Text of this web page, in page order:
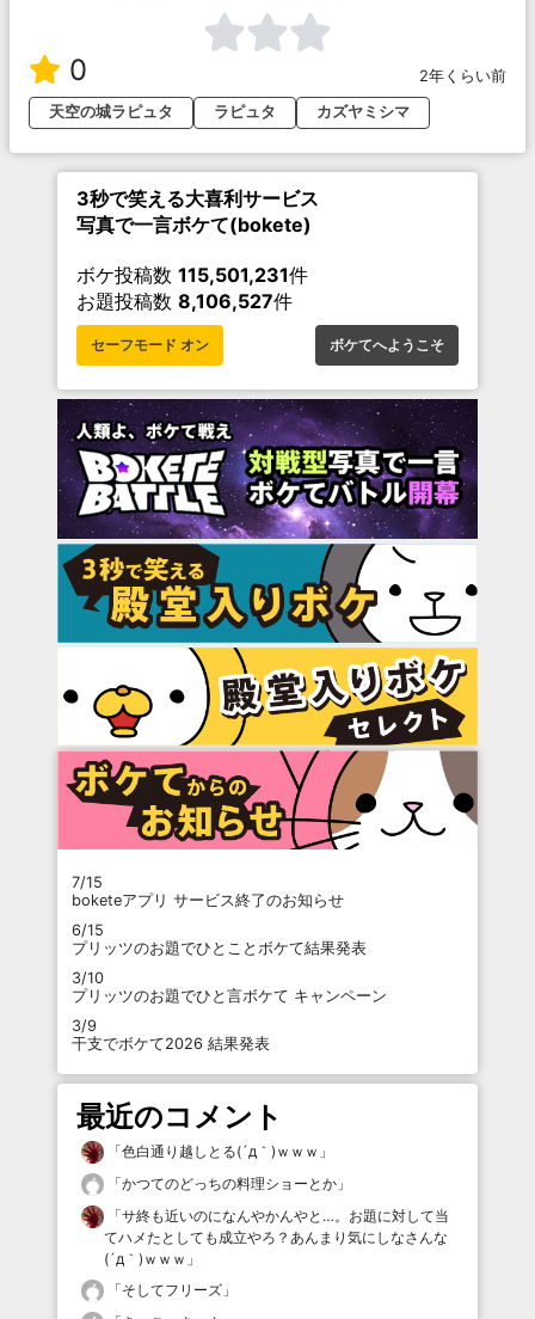
0
2年くらい前
天空の城ラピュタ
ラピュタ カズヤミシマ
3秒で笑える大喜利サービス
写真で一言ボケて(bokete)
ボケ投稿数 115,501,231件
お題投稿数 8,106,527件
セーフモード オン ボケてへようこそ
7/15
boketeアプリ サービス終了のお知らせ
6/15
プリッツのお題でひとことボケて結果発表
3/10
プリッツのお題でひと言ボケて キャンペーン
3/9
干支でボケて2026 結果発表
最近のコメント
「色白通り越しとる(´д｀)ｗｗｗ 」
「かつてのどっちの料理ショーとか 」
「サ終も近いのになんやかんやと…。お題に対して当
てハメたとしても成立やろ？あんまり気にしなさんな
(´д｀)ｗｗｗ 」
「そしてフリーズ 」